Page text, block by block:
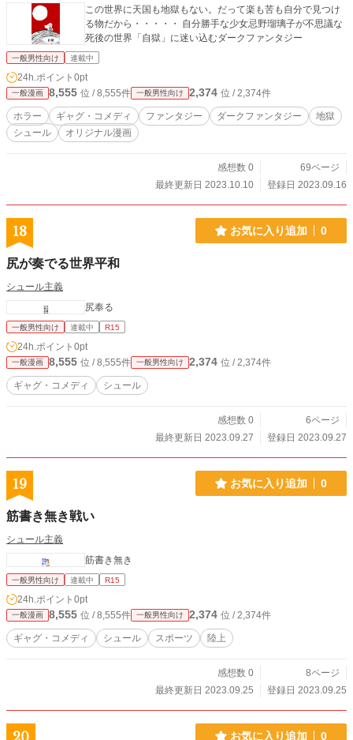
この世界に天国も地獄もない。だって楽も苦も自分で見つけ
る物だから・・・・・ 自分勝手な少女忌野瑠璃子が不思議な
死後の世界「自獄」に迷い込むダークファンタジー
一般男性向け 連載中
24h.ポイント 0pt
一般漫画 8,555 位 / 8,555件 一般男性向け 2,374 位 / 2,374件
ホラー ギャグ・コメディ ファンタジー ダークファンタジー
地獄
シュール
オリジナル漫画
感想数 0
69ページ
最終更新日 2023.10.10
登録日 2023.09.16
18 お気に入り追加 0
尻が奏でる世界平和
シュール主義
尻奉る
一般男性向け 連載中 R15
24h.ポイント 0pt
一般漫画 8,555 位 / 8,555件 一般男性向け 2,374 位 / 2,374件
ギャグ・コメディ シュール
感想数 0
6ページ
最終更新日 2023.09.27
登録日 2023.09.27
19 お気に入り追加 0
筋書き無き戦い
シュール主義
筋書き無き
一般男性向け 連載中 R15
24h.ポイント 0pt
一般漫画 8,555 位 / 8,555件 一般男性向け 2,374 位 / 2,374件
ギャグ・コメディ シュール スポーツ 陸上
感想数 0
8ページ
最終更新日 2023.09.25
登録日 2023.09.25
20 お気に入り追加 0